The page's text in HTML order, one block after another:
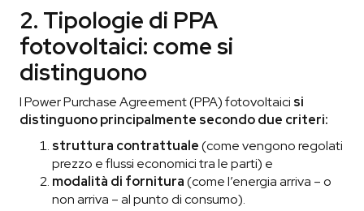
2. Tipologie di PPA
fotovoltaici: come si
distinguono
I Power Purchase Agreement (PPA) fotovoltaici si
distinguono principalmente secondo due criteri:
struttura contrattuale(come vengono regolati
prezzo e flussi economici tra le parti) e
modalità di fornitura(come l’energia arriva – o
non arriva – al punto di consumo).